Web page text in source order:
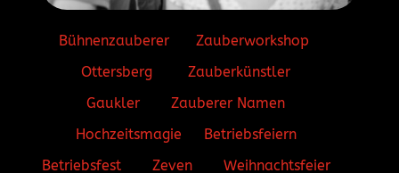
Bühnenzauberer
Zauberworkshop
Ottersberg
Zauberkünstler
Gaukler
Zauberer Namen
Hochzeitsmagie
Betriebsfeiern
Betriebsfest
Zeven
Weihnachtsfeier